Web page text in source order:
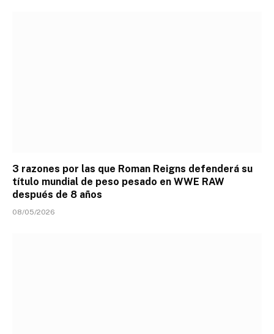
3 razones por las que Roman Reigns defenderá su
título mundial de peso pesado en WWE RAW
después de 8 años
08/05/2026